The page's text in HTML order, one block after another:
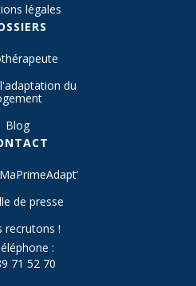
légales
du
Blog
de presse
recrutons !
:
71 52 70